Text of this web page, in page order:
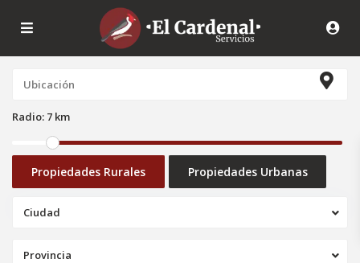
Radio: 7 km
Propiedades Rurales Propiedades Urbanas
Ciudad
Provincia